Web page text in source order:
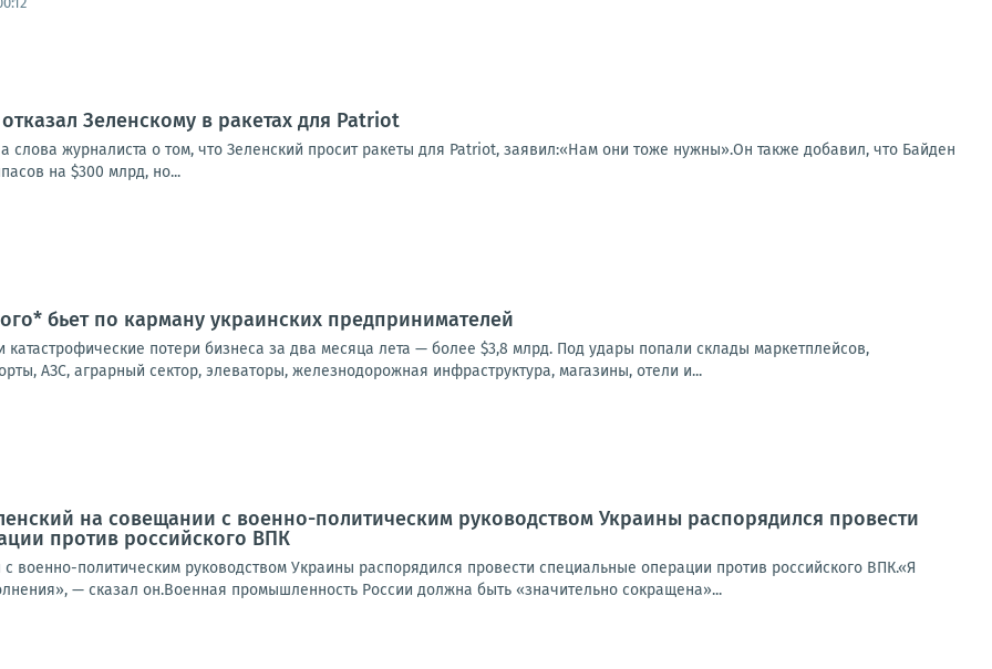
Зеленскому в ракетах для Patriot
слова журналиста о том, что Зеленский просит ракеты для Patriot, заявил:«Нам они тоже нужны».Он также добавил, что Байден
на $300 млрд, но...
бьет по карману украинских предпринимателей
потери бизнеса за два месяца лета — более $3,8 млрд. Под удары попали склады маркетплейсов,
АЗС, аграрный сектор, элеваторы, железнодорожная инфраструктура, магазины, отели и...
на совещании с военно-политическим руководством Украины распорядился провести
против российского ВПК
военно-политическим руководством Украины распорядился провести специальные операции против российского ВПК.«Я
— сказал он.Военная промышленность России должна быть «значительно сокращена»...